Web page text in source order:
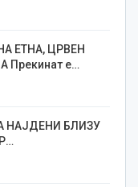
ЕТНА, ЦРВЕН
Прекинат е…
НАЈДЕНИ БЛИЗУ